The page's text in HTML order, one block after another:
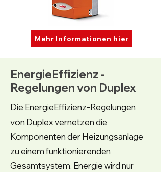
Mehr Informationen hier
EnergieEffizienz -
Regelungen von Duplex
Die EnergieEffizienz-Regelungen
von Duplex vernetzen die
Komponenten der Heizungsanlage
zu einem funktionierenden
Gesamtsystem. Energie wird nur